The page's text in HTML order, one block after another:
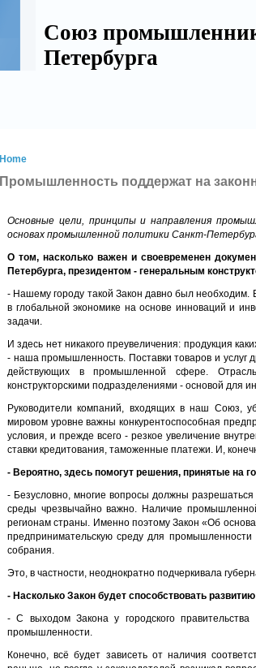
Союз
Петербурга
Home
Промышленность поддержат на
Основные цели, принципы и направления
основах промышленной политики Санкт-
О том, насколько важен и своевременен
Петербурга, президентом - генеральным
- Нашему городу такой Закон давно был необходим.
в глобальной экономике на основе инноваций и
задачи.
И здесь нет никакого преувеличения: продукция
- наша промышленность. Поставки товаров и услуг
действующих в промышленной сфере.
конструкторскими подразделениями - основой для
Руководители компаний, входящих в наш Союз,
мировом уровне важны конкурентоспособная
условия, и прежде всего - резкое увеличение
ставки кредитования, таможенные платежи. И,
- Вероятно, здесь помогут решения, принятые на
- Безусловно, многие вопросы должны
среды чрезвычайно важно. Наличие
регионам страны. Именно поэтому Закон «Об
предпринимательскую среду для
собрания.
Это, в частности, неоднократно подчеркивала
- Насколько Закон будет способствовать
- С выходом Закона у городского
промышленности.
Конечно, всё будет зависеть от наличия